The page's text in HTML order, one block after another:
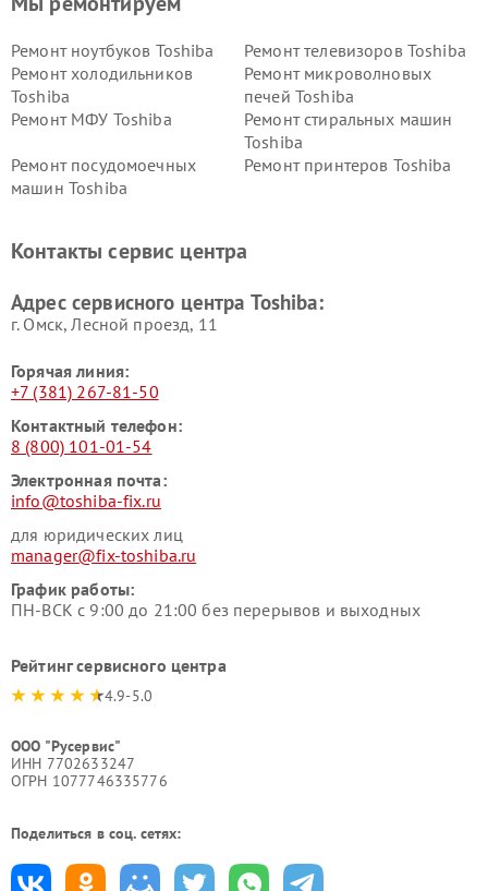
Ремонт ноутбуков Toshiba
Ремонт телевизоров Toshiba
Ремонт холодильников
Toshiba
Ремонт микроволновых
печей Toshiba
Ремонт МФУ Toshiba
Ремонт стиральных машин
Toshiba
Ремонт посудомоечных
машин Toshiba
Ремонт принтеров Toshiba
Контакты сервис центра
Адрес сервисного центра Toshiba:
г. Омск, ​Лесной проезд, 11
Горячая линия:
+7 (381) 267-81-50
Контактный телефон:
8 (800) 101-01-54
Электронная почта:
info@toshiba-fix.ru
для юридических лиц
manager@fix-toshiba.ru
График работы:
ПН-ВСК с 9:00 до 21:00 без перерывов и выходных
Рейтинг сервисного центра
4.9-5.0
ООО "Русервис"
ИНН 7702633247
ОГРН 1077746335776
Поделиться в соц. сетях: